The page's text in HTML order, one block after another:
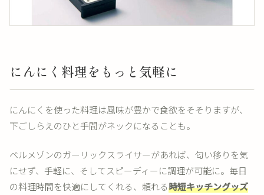
にんにく料理をもっと気軽に
にんにくを使った料理は風味が豊かで食欲をそそりますが、
下ごしらえのひと手間がネックになることも。
ベルメゾンのガーリックスライサーがあれば、匂い移りを気
にせず、手軽に、そしてスピーディーに調理が可能に。毎日
の料理時間を快適にしてくれる、頼れる時短キッチングッズ